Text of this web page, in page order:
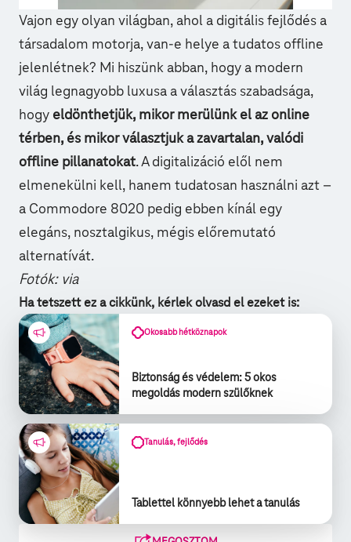
Vajon egy olyan világban, ahol a digitális fejlődés a
társadalom motorja, van-e helye a tudatos offline
jelenlétnek? Mi hiszünk abban, hogy a modern
világ legnagyobb luxusa a választás szabadsága,
hogy eldönthetjük, mikor merülünk el az online
térben, és mikor választjuk a zavartalan, valódi
offline pillanatokat. A digitalizáció elől nem
elmenekülni kell, hanem tudatosan használni azt –
a Commodore 8020 pedig ebben kínál egy
elegáns, nosztalgikus, mégis előremutató
alternatívát.
Fotók: via
Ha tetszett ez a cikkünk, kérlek olvasd el ezeket is:
Okosabb hétköznapok
Biztonság és védelem: 5 okos
megoldás modern szülőknek
Tanulás, fejlődés
Tablettel könnyebb lehet a tanulás